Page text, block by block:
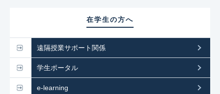
在学生の方へ
遠隔授業サポート関係
学生ポータル
e-learning